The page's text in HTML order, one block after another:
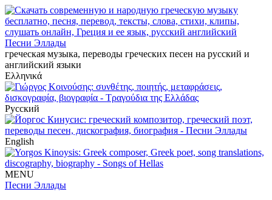
Песни Эллады
греческая музыка, переводы греческих песен на русский и
английский языки
Ελληνικά
Русский
English
MENU
Песни Эллады